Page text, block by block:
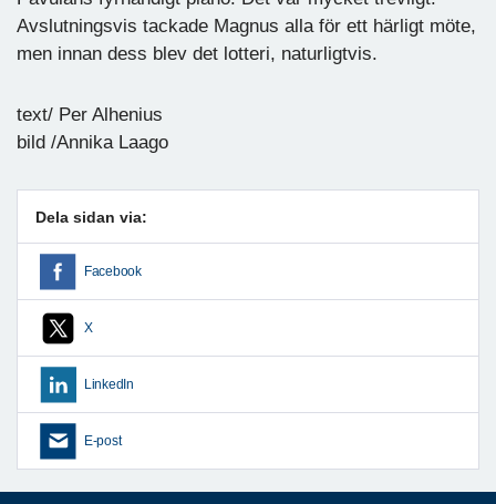
Avslutningsvis tackade Magnus alla för ett härligt möte,
men innan dess blev det lotteri, naturligtvis.
text/ Per Alhenius
bild /Annika Laago
Dela sidan via:
Facebook
X
LinkedIn
E-post